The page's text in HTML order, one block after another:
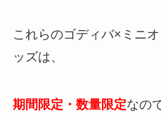
これらのゴディバ×ミニ
ッズは、
期間限定・数量限定なの